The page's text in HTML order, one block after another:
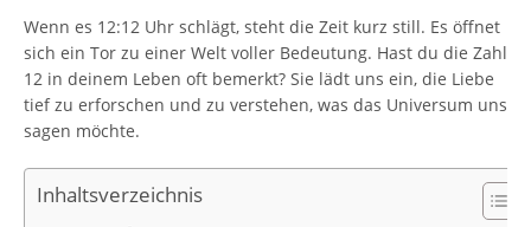
Wenn es 12:12 Uhr schlägt, steht die Zeit kurz still. Es öffnet
sich ein Tor zu einer Welt voller Bedeutung. Hast du die Zahl
12 in deinem Leben oft bemerkt? Sie lädt uns ein, die Liebe
tief zu erforschen und zu verstehen, was das Universum uns
sagen möchte.
Inhaltsverzeichnis